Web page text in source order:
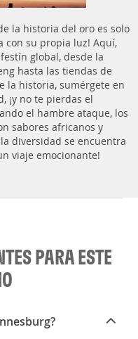
la historia del oro es solo
su propia luz! Aquí,
global, desde la
hasta las tiendas de
la historia, sumérgete en
¡y no te pierdas el
el hambre ataque, los
sabores africanos y
diversidad se encuentra
viaje emocionante!
PARA ESTE